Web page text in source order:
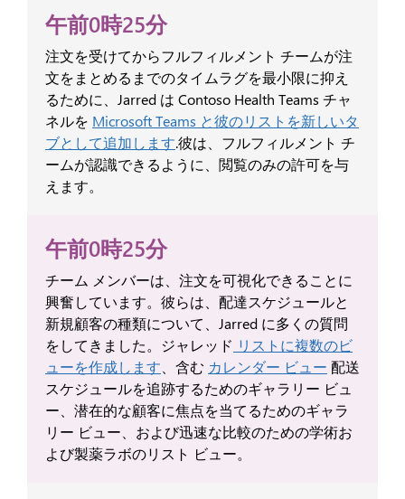
午前0時25分
注文を受けてからフルフィルメント チームが注
文をまとめるまでのタイムラグを最小限に抑え
るために、Jarred は Contoso Health Teams チャ
ネルを Microsoft Teams と彼のリストを新しいタ
ブとして追加します.彼は、フルフィルメント チ
ームが認識できるように、閲覧のみの許可を与
えます。
午前0時25分
チーム メンバーは、注文を可視化できることに
興奮しています。彼らは、配達スケジュールと
新規顧客の種類について、Jarred に多くの質問
をしてきました。ジャレッド リストに複数のビ
ューを作成します 、含む カレンダー ビュー 配送
スケジュールを追跡するためのギャラリー ビュ
ー、潜在的な顧客に焦点を当てるためのギャラ
リー ビュー、および迅速な比較のための学術お
よび製薬ラボのリスト ビュー。